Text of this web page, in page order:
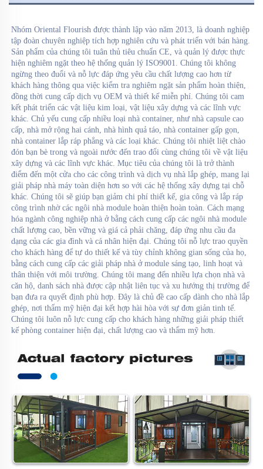
Nhóm Oriental Flourish được thành lập vào năm 2013, là doanh nghiệp
tập đoàn chuyên nghiệp tích hợp nghiên cứu và phát triển với bán hàng.
Sản phẩm của chúng tôi tuân thủ tiêu chuẩn CE, và quản lý được thực
hiện nghiêm ngặt theo hệ thống quản lý ISO9001. Chúng tôi không
ngừng theo đuổi và nỗ lực đáp ứng yêu cầu chất lượng cao hơn từ
khách hàng thông qua việc kiểm tra nghiêm ngặt sản phẩm hoàn thiện,
đồng thời cung cấp dịch vụ OEM và thiết kế miễn phí. Chúng tôi cam
kết phát triển các vật liệu kim loại, vật liệu xây dựng và các lĩnh vực
khác. Chủ yếu cung cấp nhiều loại nhà container, như nhà capsule cao
cấp, nhà mở rộng hai cánh, nhà hình quả táo, nhà container gấp gọn,
nhà container lắp ráp phẳng và các loại khác. Chúng tôi nhiệt liệt chào
đón bạn bè trong và ngoài nước đến trao đổi cùng chúng tôi về vật liệu
xây dựng và các lĩnh vực khác. Mục tiêu của chúng tôi là trở thành
điểm đến một cửa cho các công trình và dịch vụ nhà lắp ghép, mang lại
giải pháp nhà máy toàn diện hơn so với các hệ thống xây dựng tại chỗ
khác. Chúng tôi sẽ giúp bạn giảm chi phí thiết kế, gia công và lắp ráp
công trình nhờ các ngôi nhà module hoàn thiện hoàn toàn. Cách mạng
hóa ngành công nghiệp nhà ở bằng cách cung cấp các ngôi nhà module
chất lượng cao, bền vững và giá cả phải chăng, đáp ứng nhu cầu đa
dạng của các gia đình và cá nhân hiện đại. Chúng tôi nỗ lực trao quyền
cho khách hàng để tự do thiết kế và tùy chỉnh không gian sống của họ,
bằng cách cung cấp các giải pháp nhà ở module sáng tạo, linh hoạt và
thân thiện với môi trường. Chúng tôi mang đến nhiều lựa chọn nhà và
căn hộ, danh sách nhà được cập nhật liên tục và xu hướng thị trường để
bạn đưa ra quyết định phù hợp. Đây là chủ đề cao cấp dành cho nhà lắp
ghép, nơi thẩm mỹ hiện đại kết hợp hài hòa với sự đơn giản tinh tế.
Chúng tôi luôn nỗ lực cung cấp cho khách hàng những giải pháp thiết
kế phòng container hiện đại, chất lượng cao và thẩm mỹ hơn.